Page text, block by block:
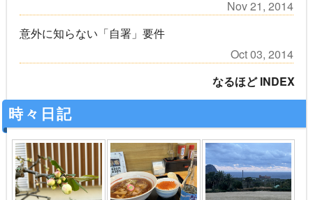
Nov 21, 2014
意外に知らない「自署」要件
Oct 03, 2014
なるほど INDEX
時々日記